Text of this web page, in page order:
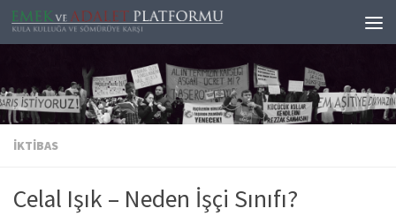
Skip to content
İKTIBAS
Celal Işık – Neden İşçi Sınıfı?